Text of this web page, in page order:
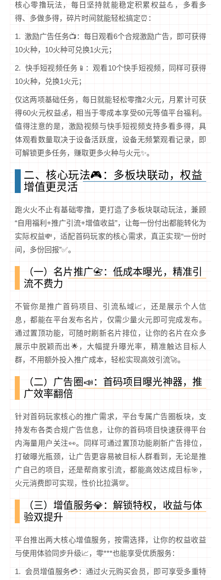
核心零撸玩法，每日坚持就能稳定积累权益💪，多看多
得、多做多得，碎片时间就能轻松搞定⏰：
1. 激励广告任务📺：每日观看6个合规激励广告，即可获得
10火种，10火种可兑换1火元；
2. 快手短视频任务📱：观看10个快手短视频，同样可获得
10火种，兑换1火元；
仅这两项基础任务，每日就能轻松零撸2火元，月累计可获
得60火元权益💰，相当于零成本享受60元等值平台福利。
值得注意的是，激励视频与快手短视频支持多看多得，具
体观看数量取决于设备活跃度，设备无频繁观看记录，即
可解锁更多任务，赚取更多火种与火元✨。
二、核心玩法🎮：多板块联动，权益
增值更灵活
跑火火不止有基础零撸，更打造了多板块联动玩法，兼顾
“自用福利+推广引流+增值收益”，让每一份付出都能转化为
实际权益💸，适配首码玩家的核心需求，真正实现“一份时
间，多份回报”✅。
（一）名片推广📇：低成本曝光，精准引
流不费力
不管你是推广首码项目、引流私域📈，还是展示个人信
息，都能在平台发布名片，仅需少量火元即可完成发布。
通过置顶功能，可随时刷新名片排位，让你的名片在众多
展示中脱颖而出🌟，大幅提升曝光率，精准触达目标人
群，不用额外投入推广成本，轻松实现高效引流🚀。
（二）广告圈📣：首码项目曝光神器，推
广效率翻倍
针对首码玩家核心的推广需求，平台专属广告圈板块，支
持发布各类合规广告信息，让你的首码项目快速获得平台
内海量用户关注👀。同样可通过置顶功能刷新广告排位，
打破曝光瓶颈，让广告更容易被目标人群看到，无论是推
广自己的项目，还是帮商家引流，都能高效达成目标🎯，
火元消费即可实现，性价比拉满💯。
（三）增值服务💎：解锁特权，收益与体
验双提升
平台推出两大核心增值服务，按需选择，让你的权益收益
与使用体验同步升级📈，零***也能享受优质服务：
1. 会员增值服务💳：通过火元购买会员，即可享受多重特